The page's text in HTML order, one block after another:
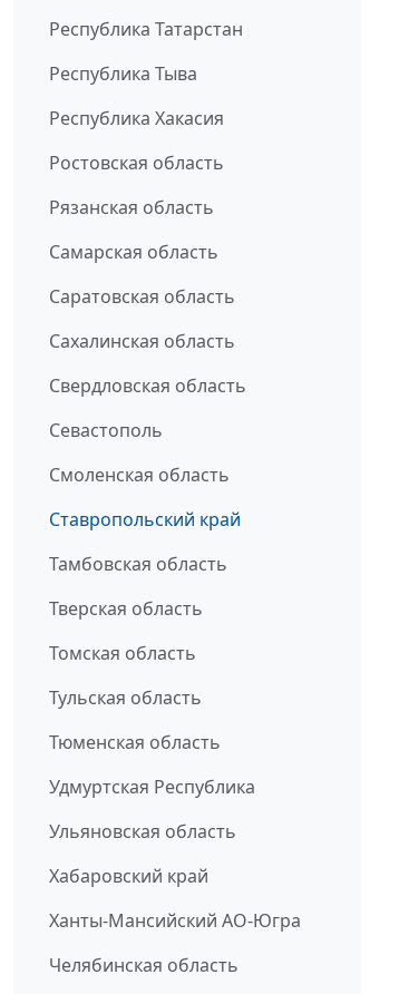
Республика Татарстан
Республика Тыва
Республика Хакасия
Ростовская область
Рязанская область
Самарская область
Саратовская область
Сахалинская область
Свердловская область
Севастополь
Смоленская область
Ставропольский край
Тамбовская область
Тверская область
Томская область
Тульская область
Тюменская область
Удмуртская Республика
Ульяновская область
Хабаровский край
Ханты-Мансийский АО-Югра
Челябинская область